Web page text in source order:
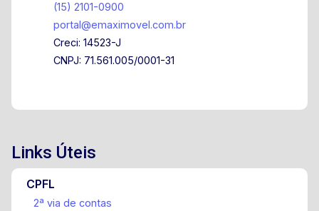
(15) 2101-0900
portal@emaximovel.com.br
Creci: 14523-J
CNPJ: 71.561.005/0001-31
Links Úteis
CPFL
2ª via de contas